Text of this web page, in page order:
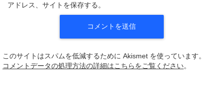
アドレス、サイトを保存する。
このサイトはスパムを低減するために Akismet を使っています。
コメントデータの処理方法の詳細はこちらをご覧ください。